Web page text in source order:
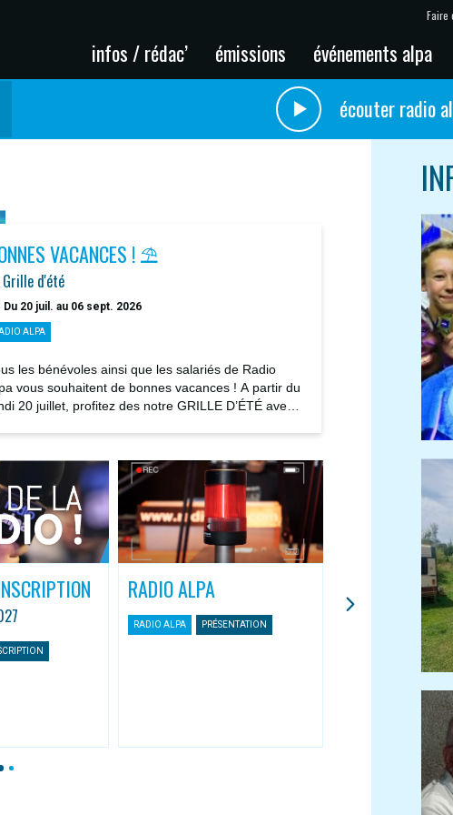
Faire
infos / rédac’ émissions événements alpa
écouter radio
VACANCES ! ⛱️
Grille d'été
Du 20 juil. au 06 sept. 2026
ALPA
les bénévoles ainsi que les salariés de Radio
vous souhaitent de bonnes vacances ! A partir du
20 juillet, profitez des notre GRILLE D’ÉTÉ avec
RADIO ALPA
RADIO ALPA PRÉSENTATION
L’APPLI
ASSOCIATIVES
Une nouvelle